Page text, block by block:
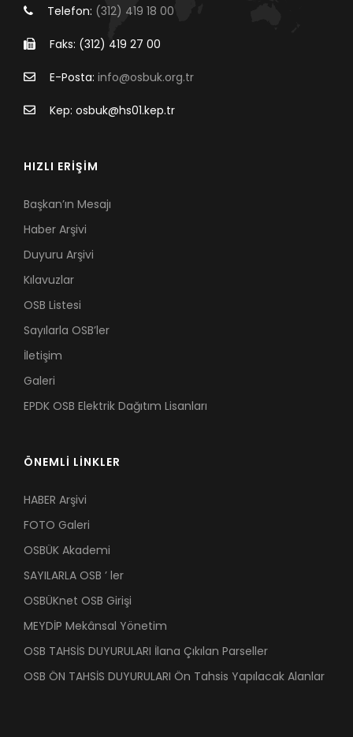
Telefon: (312) 419 18 00
Faks: (312) 419 27 00
E-Posta: info@osbuk.org.tr
Kep: osbuk@hs01.kep.tr
HIZLI ERİŞİM
Başkan’ın Mesajı
Haber Arşivi
Duyuru Arşivi
Kılavuzlar
OSB Listesi
Sayılarla OSB’ler
İletişim
Galeri
EPDK OSB Elektrik Dağıtım Lisanları
ÖNEMLİ LİNKLER
HABER Arşivi
FOTO Galeri
OSBÜK Akademi
SAYILARLA OSB ’ ler
OSBÜKnet OSB Girişi
MEYDİP Mekânsal Yönetim
OSB TAHSİS DUYURULARI İlana Çıkılan Parseller
OSB ÖN TAHSİS DUYURULARI Ön Tahsis Yapılacak Alanlar